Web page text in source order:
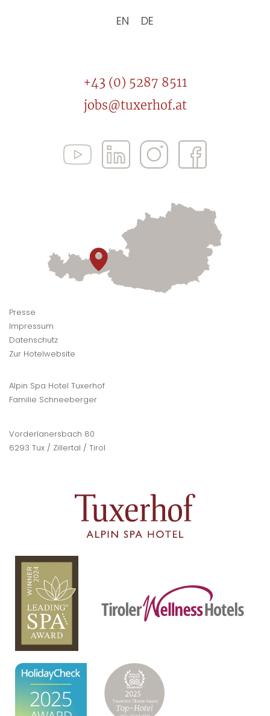
EN DE
Alpin Spa Hotel Tuxerhof
Familie Schneeberger
Vorderlanersbach 80
6293 Tux / Zillertal / Tirol
Presse
Impressum
Datenschutz
Zur Hotelwebsite
+43 (0) 5287 8511
jobs@tuxerhof.at